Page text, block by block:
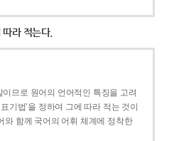
따라 적는다.
므로 원어의 언어적인 특징을 고려
기법’을 정하여 그에 따라 적는 것이
와 함께 국어의 어휘 체계에 정착한